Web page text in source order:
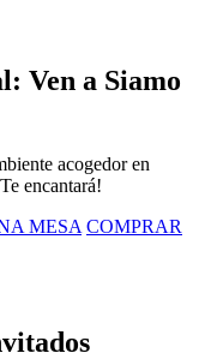
Ven a Siamo
acogedor en
encantará!
MESA COMPRAR